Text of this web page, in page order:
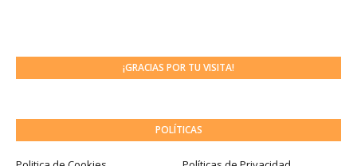
¡GRACIAS POR TU VISITA!
POLÍTICAS